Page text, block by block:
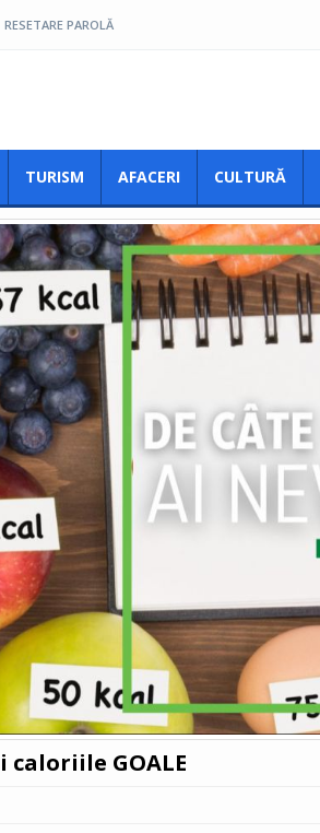
RESETARE PAROLĂ
TURISM AFACERI CULTURĂ
caloriile GOALE